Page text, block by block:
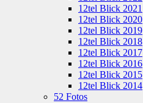
12tel Blick 2021
12tel Blick 2020
12tel Blick 2019
12tel Blick 2018
12tel Blick 2017
12tel Blick 2016
12tel Blick 2015
12tel Blick 2014
52 Fotos